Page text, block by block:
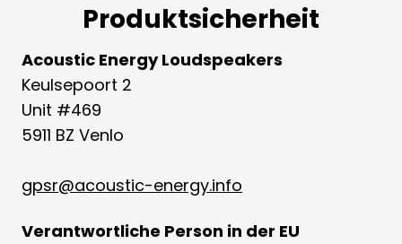
Produktsicherheit
Acoustic Energy Loudspeakers
Keulsepoort 2
Unit #469
5911 BZ Venlo
gpsr@acoustic-energy.info
Verantwortliche Person in der EU